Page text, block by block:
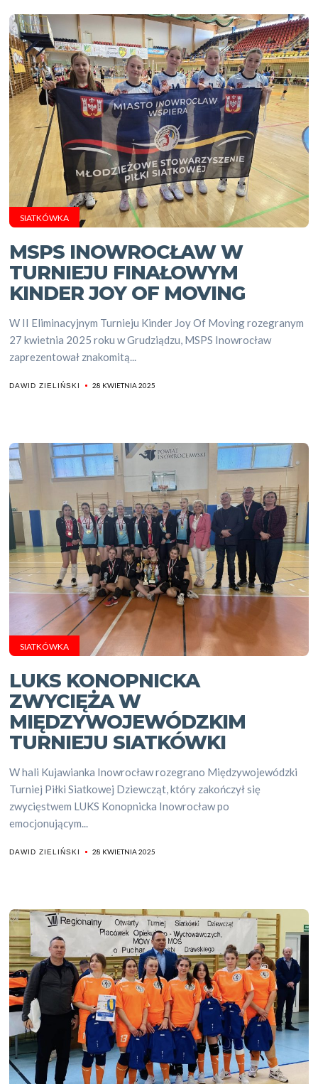
SIATKÓWKA
MSPS INOWROCŁAW W
TURNIEJU FINAŁOWYM
KINDER JOY OF MOVING
W II Eliminacyjnym Turnieju Kinder Joy Of Moving rozegranym
27 kwietnia 2025 roku w Grudziądzu, MSPS Inowrocław
zaprezentował znakomitą...
DAWID ZIELIŃSKI 28 KWIETNIA 2025
SIATKÓWKA
LUKS KONOPNICKA
ZWYCIĘŻA W
MIĘDZYWOJEWÓDZKIM
TURNIEJU SIATKÓWKI
W hali Kujawianka Inowrocław rozegrano Międzywojewódzki
Turniej Piłki Siatkowej Dziewcząt, który zakończył się
zwycięstwem LUKS Konopnicka Inowrocław po
emocjonującym...
DAWID ZIELIŃSKI 28 KWIETNIA 2025